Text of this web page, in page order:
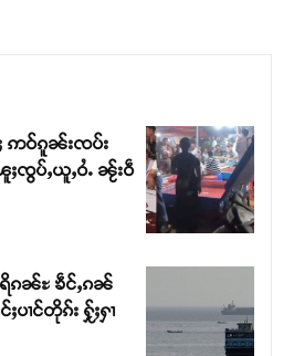
ဢဝ်ၵူၼ်းၸပ်း
ၸွပ်ႇယူႇဝႆႉ ၼႂ်းဝဵ
ၵၼ်ႊ ၶဵင်ႇၵၼ်
ၢင်တိုၵ်း ႁႂ်ႈႁၢ